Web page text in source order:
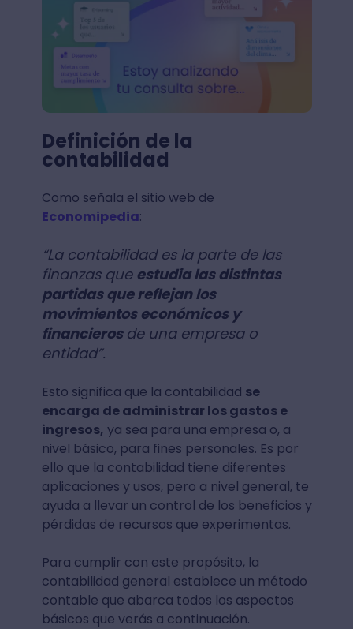
Definición de la
contabilidad
Como señala el sitio web de
Economipedia:
“La contabilidad es la parte de las
finanzas que estudia las distintas
partidas que reflejan los
movimientos económicos y
financieros de una empresa o
entidad”.
Esto significa que la contabilidad se
encarga de administrar los gastos e
ingresos, ya sea para una empresa o, a
nivel básico, para fines personales. Es por
ello que la contabilidad tiene diferentes
aplicaciones y usos, pero a nivel general, te
ayuda a llevar un control de los beneficios y
pérdidas de recursos que experimentas.
Para cumplir con este propósito, la
contabilidad general establece un método
contable que abarca todos los aspectos
básicos que verás a continuación.